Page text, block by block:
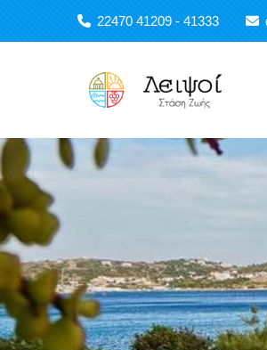
Παράκαμψη προς το κυρίως περιεχόμενο
22470 41209 - 41333